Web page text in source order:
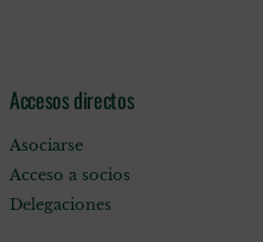
Accesos directos
Asociarse
Acceso a socios
Delegaciones